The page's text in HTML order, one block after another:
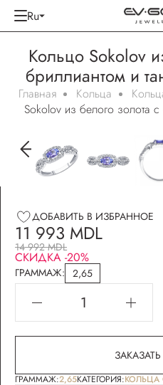
Ru
Кольцо Sokolov
бриллиантом и
Главная Кольца
Sokolov из белого золота
ДОБАВИТЬ В ИЗБРАННОЕ
11 993 MDL
14 992 MDL
СКИДКА -20%
ГРАММАЖ: 2,65
ГРАММАЖ:2,65КАТЕГОРИЯ:КОЛЬЦА